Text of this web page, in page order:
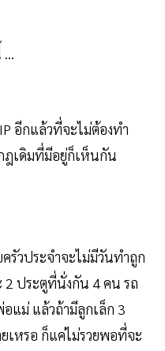
อีกแล้วที่จะไม่ต้องทำ
ฎเดิมที่มีอยู่ก็เห็นกัน
รัวประจำจะไม่มีวันทำถูก
2 ประตูที่นั่งกัน 4 คน รถ
แม่ แล้วถ้ามีลูกเล็ก 3
เหรอ ก็แค่ไม่รวยพอที่จะ